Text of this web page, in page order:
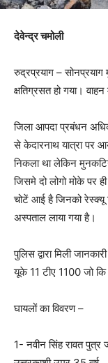
देवेन्द्र चमोली
रुद्रप्रयाग – सोनप्रयाग
क्षतिग्रसत हो गया।
जिला आपदा प्रबंधन
से केदारनाथ यात्रा पर
निकला था लेकिन
जिसमे दो लोगो मोके पर
चोटें आई है जिनको रेस्क्यू
अस्पताल लाया गया है।
पुलिस द्वारा मिली
यूके 11 टीए 1100 जो
घायलों का विवरण –
1- नवीन सिंह रावत पुत्र